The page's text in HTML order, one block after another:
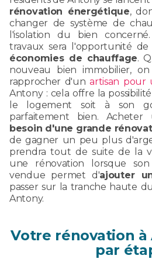
rénovation énergétique,
changer de système de
l'isolation du bien
travaux sera l'opportunité de
économies de chauffage.
nouveau bien immobilier,
rapprocher d'unartisan pour
Antony : cela offre la
le logement soit à son
parfaitement bien.
besoin d'une grande
de gagner un peu plus
prendra tout de suite de la
une rénovation lorsque
vendue permet d'ajouter
passer sur la tranche haute
Antony.
Votre rénovation
par